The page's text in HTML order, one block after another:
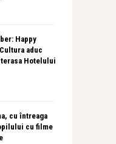
Happy
aduc
Hotelului
cu întreaga
cu filme